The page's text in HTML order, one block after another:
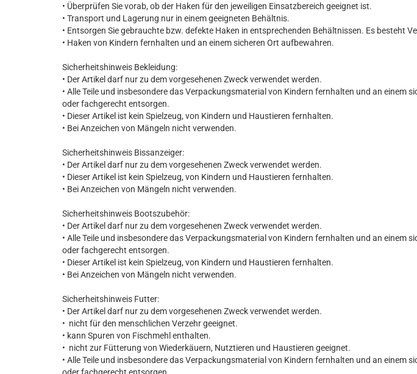
• Überprüfen Sie vorab, ob der Haken für den jeweiligen Einsatzbereich geeignet ist.
• Transport und Lagerung nur in einem geeigneten Behältnis.
• Entsorgen Sie gebrauchte bzw. defekte Haken in entsprechenden Behältnissen. Es besteht
• Haken von Kindern fernhalten und an einem sicheren Ort aufbewahren.
Sicherheitshinweis Bekleidung:
• Der Artikel darf nur zu dem vorgesehenen Zweck verwendet werden.
• Alle Teile und insbesondere das Verpackungsmaterial von Kindern fernhalten und an einem
oder fachgerecht entsorgen.
• Dieser Artikel ist kein Spielzeug, von Kindern und Haustieren fernhalten.
• Bei Anzeichen von Mängeln nicht verwenden.
Sicherheitshinweis Bissanzeiger:
• Der Artikel darf nur zu dem vorgesehenen Zweck verwendet werden.
• Dieser Artikel ist kein Spielzeug, von Kindern und Haustieren fernhalten.
• Bei Anzeichen von Mängeln nicht verwenden.
Sicherheitshinweis Bootszubehör:
• Der Artikel darf nur zu dem vorgesehenen Zweck verwendet werden.
• Alle Teile und insbesondere das Verpackungsmaterial von Kindern fernhalten und an einem
oder fachgerecht entsorgen.
• Dieser Artikel ist kein Spielzeug, von Kindern und Haustieren fernhalten.
• Bei Anzeichen von Mängeln nicht verwenden.
Sicherheitshinweis Futter:
• Der Artikel darf nur zu dem vorgesehenen Zweck verwendet werden.
• nicht für den menschlichen Verzehr geeignet.
• kann Spuren von Fischmehl enthalten.
• nicht zur Fütterung von Wiederkäuern, Nutztieren und Haustieren geeignet.
• Alle Teile und insbesondere das Verpackungsmaterial von Kindern fernhalten und an einem